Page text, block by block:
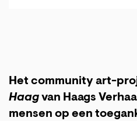
Het community art-
Haag van Haags
mensen op een